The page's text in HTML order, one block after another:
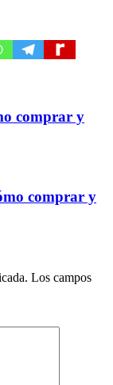
comprar y
comprar y
Los campos